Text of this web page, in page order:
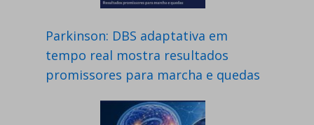
Parkinson: DBS adaptativa em
tempo real mostra resultados
promissores para marcha e quedas